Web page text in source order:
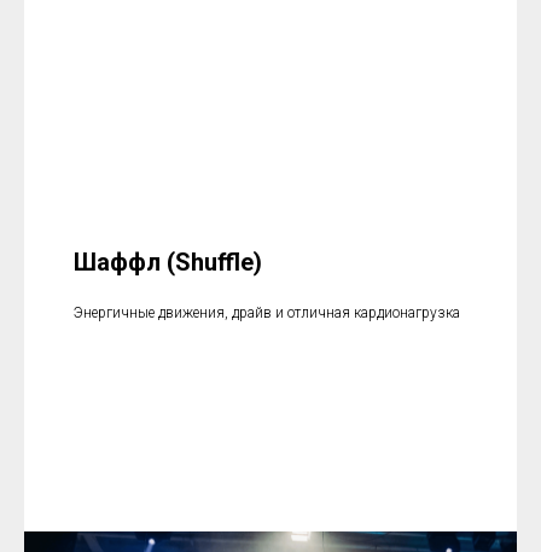
Шаффл (Shuffle)
Энергичные движения, драйв и отличная кардионагрузка